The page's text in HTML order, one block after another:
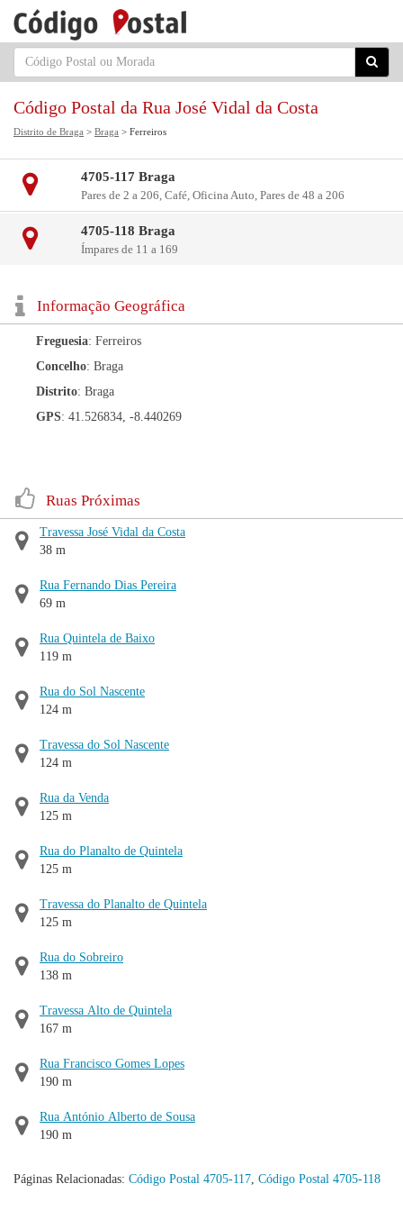
Código Postal da Rua José Vidal da Costa
Distrito de Braga > Braga > Ferreiros
4705-117 Braga
Pares de 2 a 206, Café, Oficina Auto, Pares de 48 a 206
4705-118 Braga
Ímpares de 11 a 169
Informação Geográfica
Freguesia: Ferreiros
Concelho: Braga
Distrito: Braga
GPS: 41.526834, -8.440269
Ruas Próximas
Travessa José Vidal da Costa
38 m
Rua Fernando Dias Pereira
69 m
Rua Quintela de Baixo
119 m
Rua do Sol Nascente
124 m
Travessa do Sol Nascente
124 m
Rua da Venda
125 m
Rua do Planalto de Quintela
125 m
Travessa do Planalto de Quintela
125 m
Rua do Sobreiro
138 m
Travessa Alto de Quintela
167 m
Rua Francisco Gomes Lopes
190 m
Rua António Alberto de Sousa
190 m
Páginas Relacionadas: Código Postal 4705-117, Código Postal 4705-118